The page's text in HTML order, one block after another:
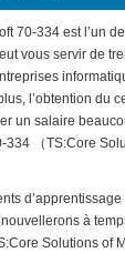
70-334 est l’un
vous servir de
l’obtention du
un salaire
334 （TS:Core
à
Solutions of